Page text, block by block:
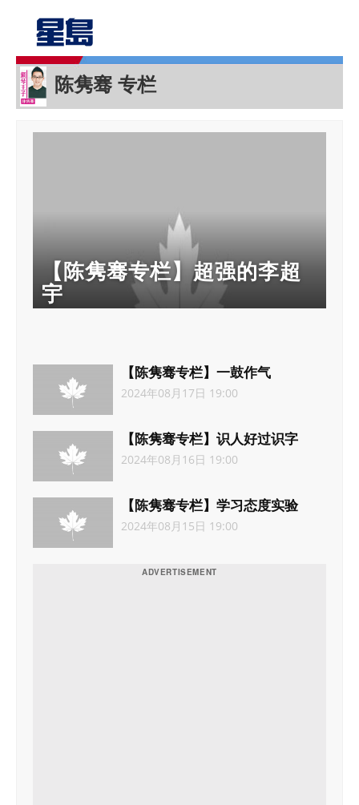
陈隽骞 专栏
【陈隽骞专栏】超强的李超
宇
【陈隽骞专栏】一鼓作气
2024年08月17日 19:00
【陈隽骞专栏】识人好过识字
2024年08月16日 19:00
【陈隽骞专栏】学习态度实验
2024年08月15日 19:00